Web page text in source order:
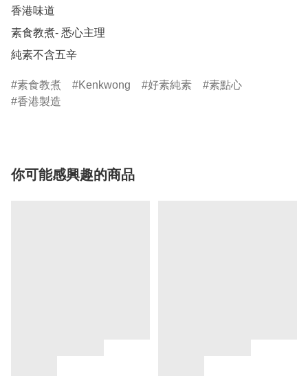
香港味道
素食教煮- 悉心主理
純素不含五辛
素食教煮 Kenkwong 好素純素
素點心
香港製造
你可能感興趣的商品